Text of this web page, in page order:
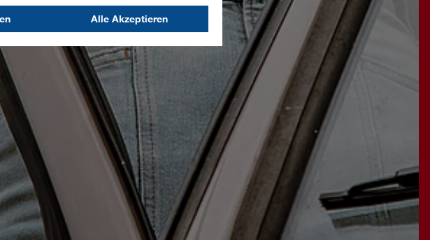
Alle Akzeptieren